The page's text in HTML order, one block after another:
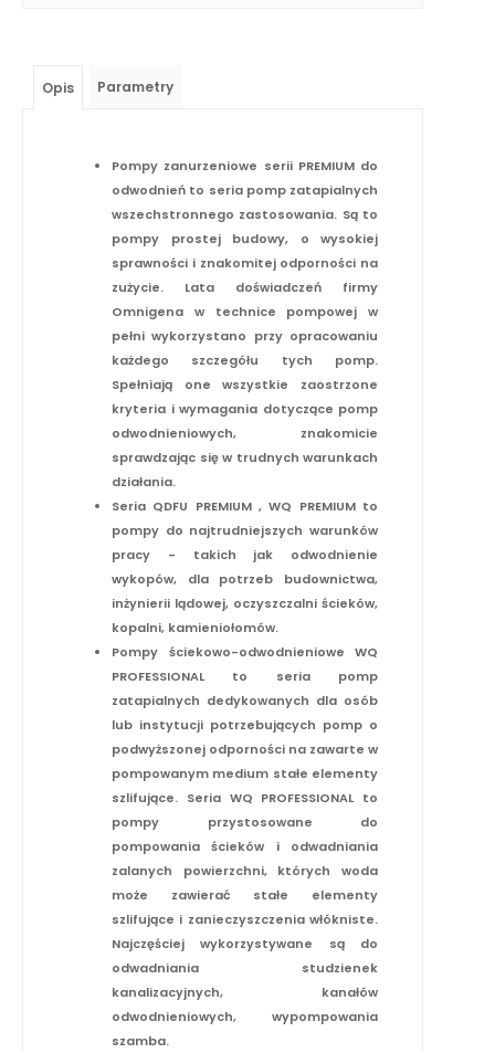
Opis Parametry
Pompy zanurzeniowe serii PREMIUM do
odwodnień to seria pomp zatapialnych
wszechstronnego zastosowania. Są to
pompy prostej budowy, o wysokiej
sprawności i znakomitej odporności na
zużycie. Lata doświadczeń firmy
Omnigena w technice pompowej w
pełni wykorzystano przy opracowaniu
każdego szczegółu tych pomp.
Spełniają one wszystkie zaostrzone
kryteria i wymagania dotyczące pomp
odwodnieniowych, znakomicie
sprawdzając się w trudnych warunkach
działania.
Seria QDFU PREMIUM , WQ PREMIUM to
pompy do najtrudniejszych warunków
pracy - takich jak odwodnienie
wykopów, dla potrzeb budownictwa,
inżynierii lądowej, oczyszczalni ścieków,
kopalni, kamieniołomów.
Pompy ściekowo-odwodnieniowe WQ
PROFESSIONAL to seria pomp
zatapialnych dedykowanych dla osób
lub instytucji potrzebujących pomp o
podwyższonej odporności na zawarte w
pompowanym medium stałe elementy
szlifujące. Seria WQ PROFESSIONAL to
pompy przystosowane do
pompowania ścieków i odwadniania
zalanych powierzchni, których woda
może zawierać stałe elementy
szlifujące i zanieczyszczenia włókniste.
Najczęściej wykorzystywane są do
odwadniania studzienek
kanalizacyjnych, kanałów
odwodnieniowych, wypompowania
szamba.